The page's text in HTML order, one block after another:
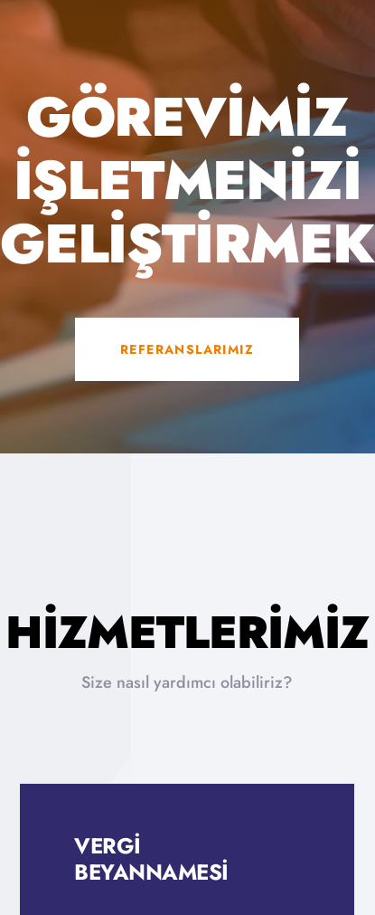
GÖREVIMIZ
İŞLETMENIZI
GELIŞTIRMEK
REFERANSLARIMIZ
HIZMETLERIMIZ
Size nasıl yardımcı olabiliriz?
VERGI
BEYANNAMESI